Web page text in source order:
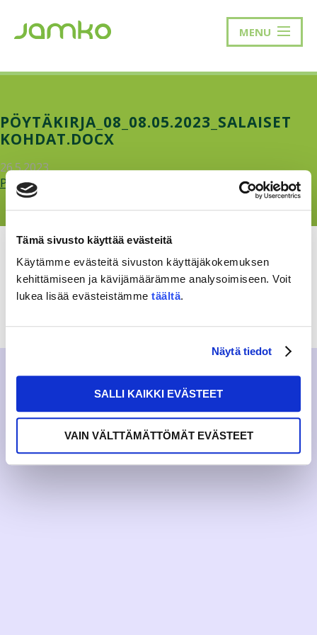
Tämä sivusto käyttää evästeitä
Käytämme evästeitä sivuston käyttäjäkokemuksen
kehittämiseen ja kävijämäärämme analysoimiseen. Voit
lukea lisää evästeistämme täältä.
Näytä tiedot
SALLI KAIKKI EVÄSTEET
VAIN VÄLTTÄMÄTTÖMÄT EVÄSTEET
MENU
PÖYTÄKIRJA_08_08.05.2023_SALAISET
KOHDAT.DOCX
26.5.2023
Poytakirja_08_08.05.2023_salaiset-kohdat.docx.pdf